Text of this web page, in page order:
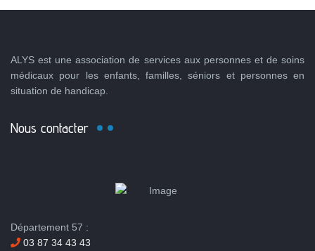
ALYS est une association de services aux personnes et de soins
médicaux pour les enfants, familles, séniors et personnes en
situation de handicap.
Nous contacter
Département 57 :
03 87 34 43 43